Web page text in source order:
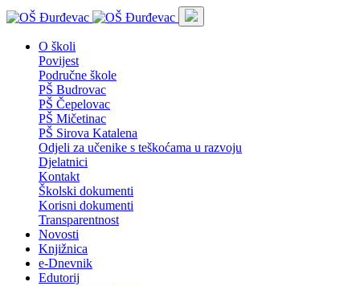
O školi
Povijest
Područne škole
PŠ Budrovac
PŠ Čepelovac
PŠ Mičetinac
PŠ Sirova Katalena
Odjeli za učenike s teškoćama u razvoju
Djelatnici
Kontakt
Školski dokumenti
Korisni dokumenti
Transparentnost
Novosti
Knjižnica
e-Dnevnik
Edutorij